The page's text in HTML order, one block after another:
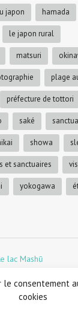
le consentement
cookies
japon hamada
le japon rural
matsuri
plage
préfecture de tottori
saké
showa
et sanctuaires
yokogawa
lac Mashū
!